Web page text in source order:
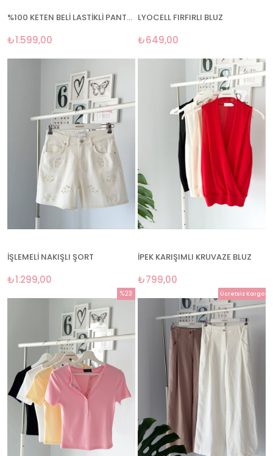
%100 KETEN BELİ LASTİKLİ PANTOLON
₺1.599,00
LYOCELL FIRFIRLI BLUZ
₺649,00
İŞLEMELİ NAKIŞLI ŞORT
₺1.299,00
İPEK KARIŞIMLI KRUVAZE BLUZ
₺799,00
%23
Ücretsiz Kargo